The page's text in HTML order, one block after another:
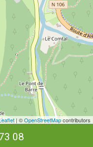
| ©OpenStreetMapcontributors
08